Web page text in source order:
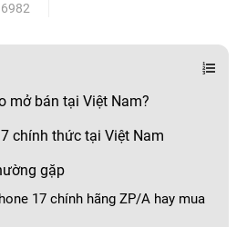
mở bán tại Việt Nam?
chính thức tại Việt Nam
gặp
17 chính hãng ZP/A hay mua